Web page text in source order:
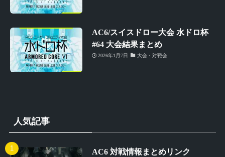
AC6/スイスドロー大会 水ドロ杯
#64 大会結果まとめ
2026年1月7日 大会・対戦会
人気記事
AC6 対戦情報まとめリンク